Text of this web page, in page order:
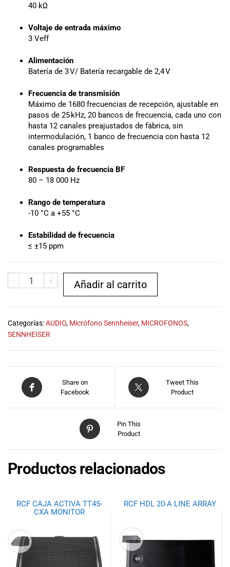
40 kΩ
Voltaje de entrada máximo
3 Veff
Alimentación
Batería de 3 V/ Batería recargable de 2,4 V
Frecuencia de transmisión
Máximo de 1680 frecuencias de recepción, ajustable en
pasos de 25 kHz, 20 bancos de frecuencia, cada uno con
hasta 12 canales preajustados de fábrica, sin
intermodulación, 1 banco de frecuencia con hasta 12
canales programables
Respuesta de frecuencia BF
80 – 18 000 Hz
Rango de temperatura
-10 °C a +55 °C
Estabilidad de frecuencia
≤ ±15 ppm
- + Añadir al carrito
Categorías:AUDIO, Micrófono Sennheiser, MICROFONOS,
SENNHEISER
Share on
Facebook
Tweet This
Product
Pin This
Product
Productos relacionados
RCF CAJA ACTIVA TT45-
CXA MONITOR
RCF HDL 20-A LINE ARRAY